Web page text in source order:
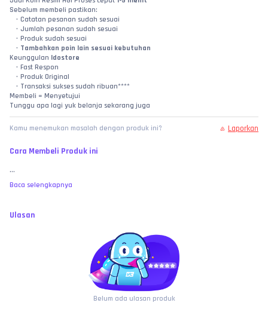
Sebelum membeli pastikan:
Catatan pesanan sudah sesuai
Jumlah pesanan sudah sesuai
Produk sudah sesuai
Tambahkan poin lain sesuai kebutuhan
Keunggulan Idostore
Fast Respon
Produk Original
Transaksi sukses sudah ribuan****
Membeli = Menyetujui
Tunggu apa lagi yuk belanja sekarang juga
Kamu menemukan masalah dengan produk ini? Laporkan
Cara Membeli Produk ini
...
Baca selengkapnya
Ulasan
Belum ada ulasan produk